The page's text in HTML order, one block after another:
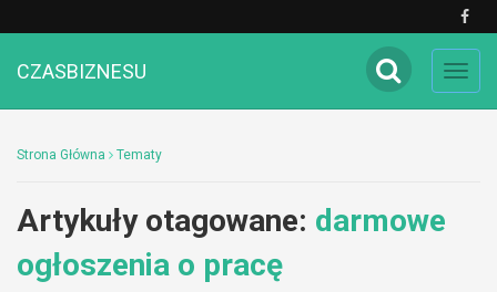
CZASBIZNESU
Strona Główna Tematy
Artykuły otagowane: darmowe
ogłoszenia o pracę